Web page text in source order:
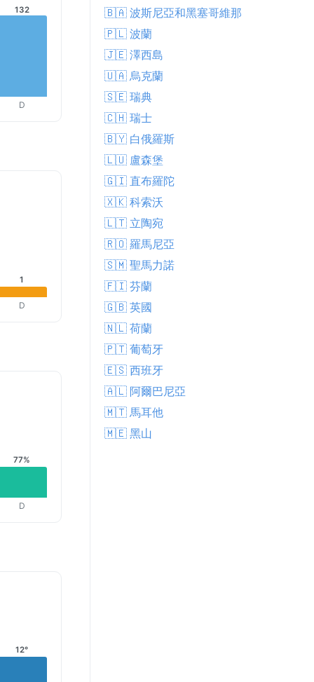
132
D
1
D
77%
D
12°
🇧🇦 波斯尼亞和黑塞哥維那
🇵🇱 波蘭
🇯🇪 澤西島
🇺🇦 烏克蘭
🇸🇪 瑞典
🇨🇭 瑞士
🇧🇾 白俄羅斯
🇱🇺 盧森堡
🇬🇮 直布羅陀
🇽🇰 科索沃
🇱🇹 立陶宛
🇷🇴 羅馬尼亞
🇸🇲 聖馬力諾
🇫🇮 芬蘭
🇬🇧 英國
🇳🇱 荷蘭
🇵🇹 葡萄牙
🇪🇸 西班牙
🇦🇱 阿爾巴尼亞
🇲🇹 馬耳他
🇲🇪 黑山